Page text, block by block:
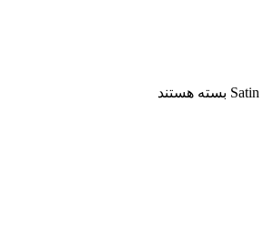
بسته هستند